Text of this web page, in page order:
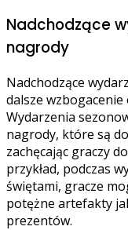
Nadchodzące
nagrody
Nadchodzące
dalsze
Wydarzenia
nagrody, które są
zachęcając graczy
przykład, podczas
świętami, gracze
potężne artefakty
prezentów.